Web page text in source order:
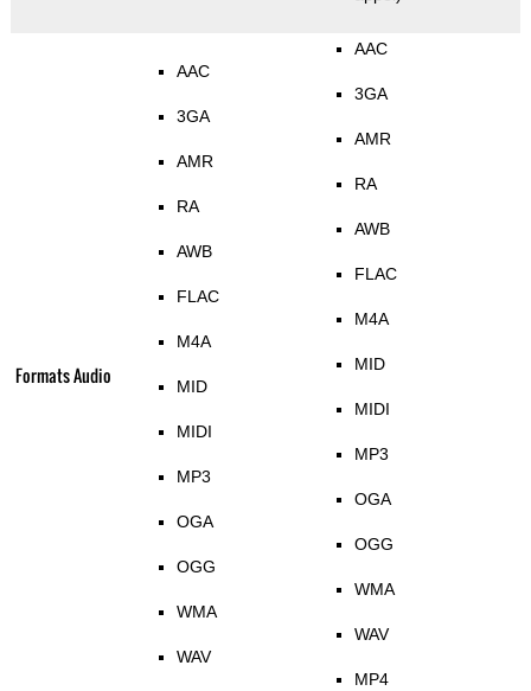
Formats Audio
AAC
3GA
AMR
RA
AWB
FLAC
M4A
MID
MIDI
MP3
OGA
OGG
WMA
WAV
AAC
3GA
AMR
RA
AWB
FLAC
M4A
MID
MIDI
MP3
OGA
OGG
WMA
WAV
MP4